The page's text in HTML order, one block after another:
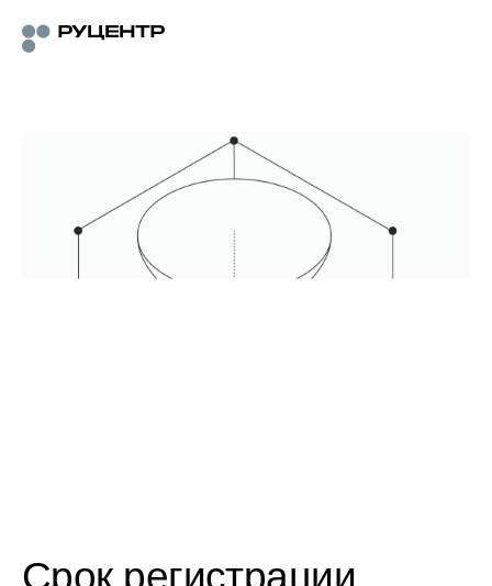
Срок регистрации